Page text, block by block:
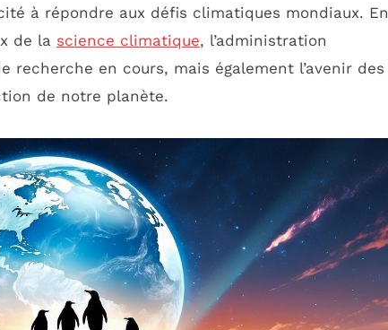
à répondre aux défis climatiques mondiaux. En
de la science climatique, l’administration
en cours, mais également l’avenir des
de notre planète.